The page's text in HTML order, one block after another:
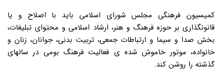
کمیسیون فرهنگی مجلس شورای اسلامی باید با اصلاح و یا
قانونگذاری بر حوزه فرهنگ و هنر، ارشاد اسلامی و محتوای تبلیغات،
بخش صدا و سیما و ارتباطات جمعی، تربیت بدنی، جوانان، زنان و
خانواده، موتور خاموش شده ی فعالیت فرهنگ بومی در سالهای
گذشته را روشن کند.